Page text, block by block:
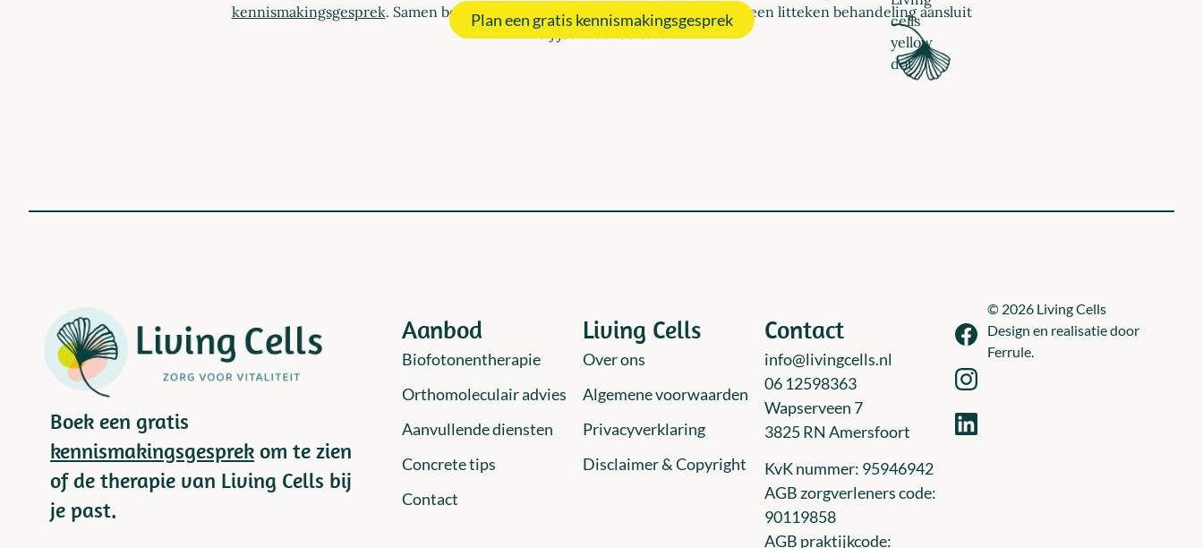
kennismakingsgesprek. Samen bespreken we jouw situatie en bekijken we of een litteken behandeling aansluit
bij jouw behoeften.
Plan een gratis kennismakingsgesprek
Boek een gratis
kennismakingsgesprek om te zien
of de therapie van Living Cells bij
je past.
Aanbod
Biofotonentherapie
Orthomoleculair advies
Aanvullende diensten
Concrete tips
Contact
Living Cells
Over ons
Algemene voorwaarden
Privacyverklaring
Disclaimer & Copyright
Contact
info@livingcells.nl
06 12598363
Wapserveen 7
3825 RN Amersfoort
KvK nummer: 95946942
AGB zorgverleners code:
90119858
AGB praktijkcode:
© 2026 Living Cells
Design en realisatie door
Ferrule.